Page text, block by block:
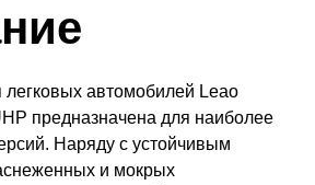
автомобилей Leao
предназначена для наиболее
Наряду с устойчивым
и мокрых